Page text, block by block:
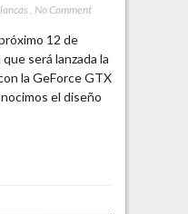
, No Comment
12 de
será lanzada la
la GeForce GTX
el diseño